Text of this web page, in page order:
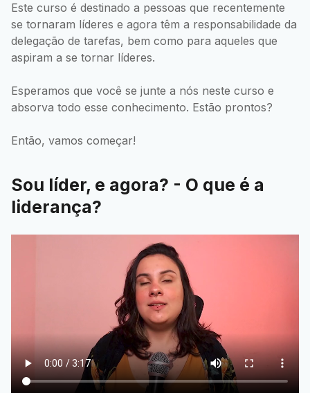
Este curso é destinado a pessoas que recentemente
se tornaram líderes e agora têm a responsabilidade da
delegação de tarefas, bem como para aqueles que
aspiram a se tornar líderes.
Esperamos que você se junte a nós neste curso e
absorva todo esse conhecimento. Estão prontos?
Então, vamos começar!
Sou líder, e agora? - O que é a
liderança?